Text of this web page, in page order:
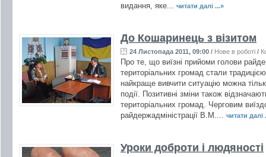
видання, яке... читати далі ...»
До Кошаринець з візитом
24 Листопада 2011, 09:00 / Нове в роботі /
Про те, що виїзні прийоми голови
територіальних громад стали
найкраще вивчити ситуацію можна
події. Позитивні зміни також
територіальних громад. Черговим
райдержадміністрації В.М.... читати далі
Уроки доброти і людяності